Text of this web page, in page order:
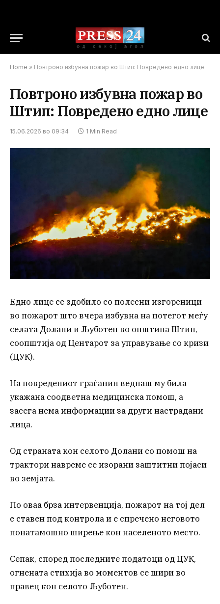
Home » Повтроно избувна пожар во Штип: Повредено едно лице
Повтроно избувна пожар во
Штип: Повредено едно лице
15.06.2026 во 09:34 1 Min Read
Едно лице се здобило со полесни изгореници
во пожарот што вчера избувна на потегот меѓу
селата Долани и Љуботен во општина Штип,
соопштија од Центарот за управување со кризи
(ЦУК).
На повредениот граѓанин веднаш му била
укажана соодветна медицинска помош, а
засега нема информации за други настрадани
лица.
Од страната кон селото Долани со помош на
трактори навреме се изорани заштитни појаси
во земјата.
По оваа брза интервенција, пожарот на тој дел
е ставен под контрола и е спречено неговото
понатамошно ширење кон населеното место.
Сепак, според последните податоци од ЦУК,
огнената стихија во моментов се шири во
правец кон селото Љуботен.